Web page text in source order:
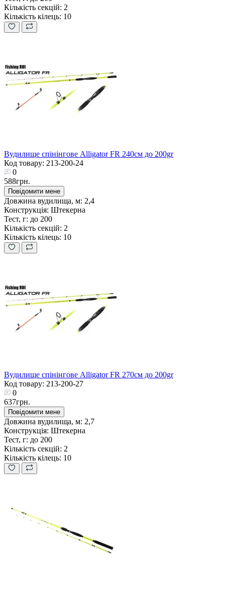
Кількість секцій: 2
Кількість кілець: 10
Вудилище спінінгове Alligator FR 240см до 200gr
Код товару: 213-200-24
0
588грн.
Повідомити мене
Довжина вудилища, м: 2,4
Конструкція: Штекерна
Тест, г: до 200
Кількість секцій: 2
Кількість кілець: 10
Вудилище спінінгове Alligator FR 270см до 200gr
Код товару: 213-200-27
0
637грн.
Повідомити мене
Довжина вудилища, м: 2,7
Конструкція: Штекерна
Тест, г: до 200
Кількість секцій: 2
Кількість кілець: 10